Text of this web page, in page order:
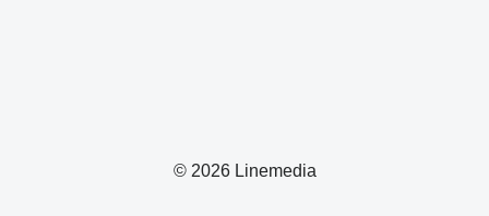
© 2026 Linemedia